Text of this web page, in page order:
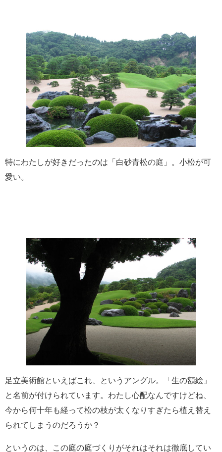
特にわたしが好きだったのは「白砂青松の庭」。小松が可
愛い。
足立美術館といえばこれ、というアングル。「生の額絵」
と名前が付けられています。わたし心配なんですけどね、
今から何十年も経って松の枝が太くなりすぎたら植え替え
られてしまうのだろうか？
というのは、この庭の庭づくりがそれはそれは徹底してい